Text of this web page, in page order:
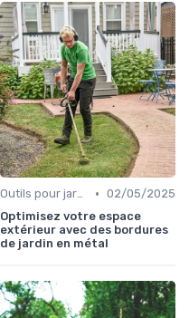
Outils pour jardinage urbain • 02/05/2025
Optimisez votre espace
extérieur avec des bordures
de jardin en métal